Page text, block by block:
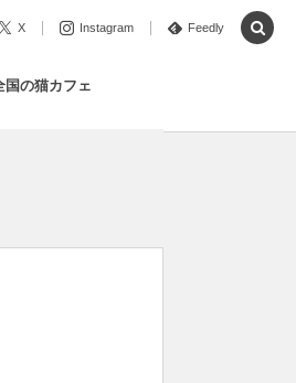
X Instagram Feedly
国の猫カフェ